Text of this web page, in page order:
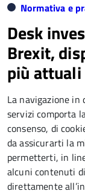
Normativa e
Desk
Brexit,
più attuali
La navigazione
servizi comporta
consenso, di
da assicurarti la
permetterti, in
alcuni contenuti
direttamente